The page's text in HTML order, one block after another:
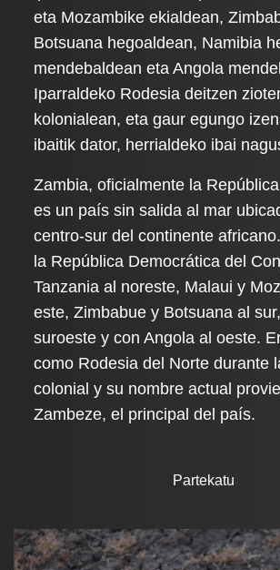
eta Mozambike ekialdean,
Botsuana hegoaldean, Namibia
mendebaldean eta Angola
Iparraldeko Rodesia deitzen
kolonialean, eta gaur egungo
ibaitik dator, herrialdeko ibai
Zambia, oficialmente la
es un país sin salida al mar
centro-sur del continente
la República Democrática del
Tanzania al noreste, Malaui y
este, Zimbabue y Botsuana al
suroeste y con Angola al oeste.
como Rodesia del Norte durante
colonial y su nombre actual
Zambeze, el principal del país.
Partekatu